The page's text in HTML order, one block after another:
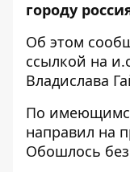
городу
Об этом
ссылкой на
Владислава
По
направил на
Обошлось